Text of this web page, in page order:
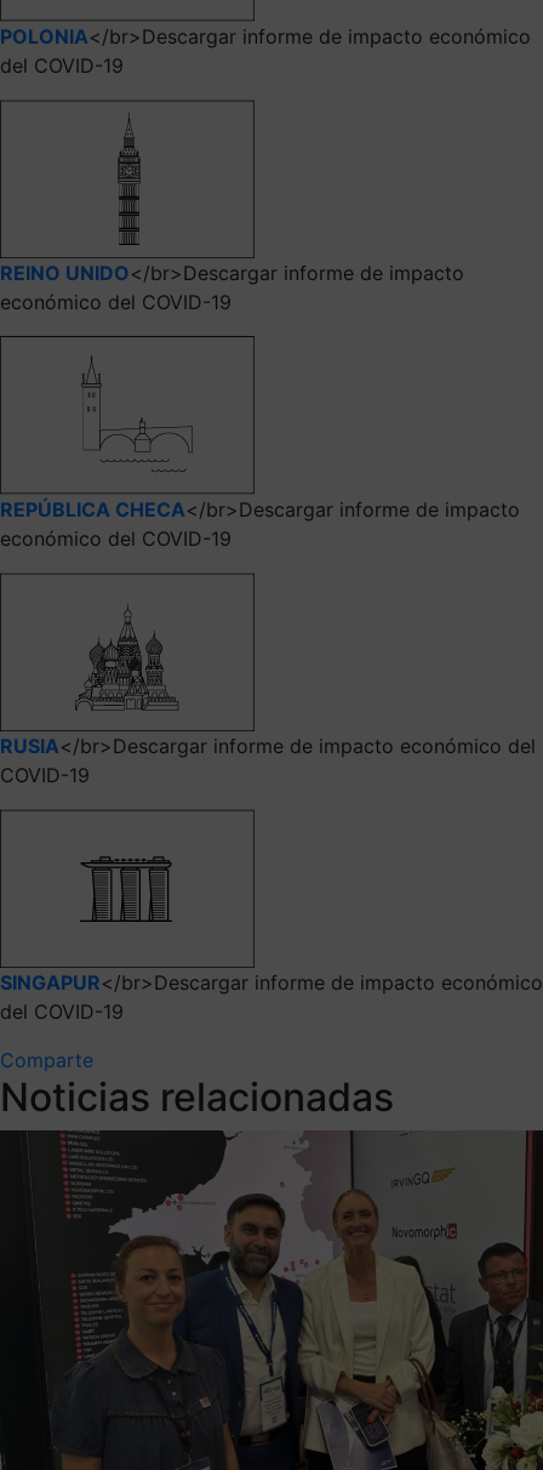
POLONIA</br>Descargar informe de impacto económico
del COVID-19
REINO UNIDO</br>Descargar informe de impacto
económico del COVID-19
REPÚBLICA CHECA</br>Descargar informe de impacto
económico del COVID-19
RUSIA</br>Descargar informe de impacto económico del
COVID-19
SINGAPUR</br>Descargar informe de impacto económico
del COVID-19
Comparte
Noticias relacionadas